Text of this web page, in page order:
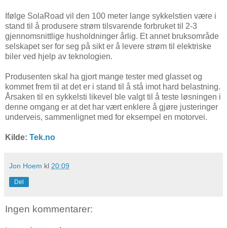
Ifølge SolaRoad vil den 100 meter lange sykkelstien være i
stand til å produsere strøm tilsvarende forbruket til 2-3
gjennomsnittlige husholdninger årlig. Et annet bruksområde
selskapet ser for seg på sikt er å levere strøm til elektriske
biler ved hjelp av teknologien.
Produsenten skal ha gjort mange tester med glasset og
kommet frem til at det er i stand til å stå imot hard belastning.
Årsaken til en sykkelsti likevel ble valgt til å teste løsningen i
denne omgang er at det har vært enklere å gjøre justeringer
underveis, sammenlignet med for eksempel en motorvei.
Kilde: Tek.no
Jon Hoem kl 20:09
Del
Ingen kommentarer: